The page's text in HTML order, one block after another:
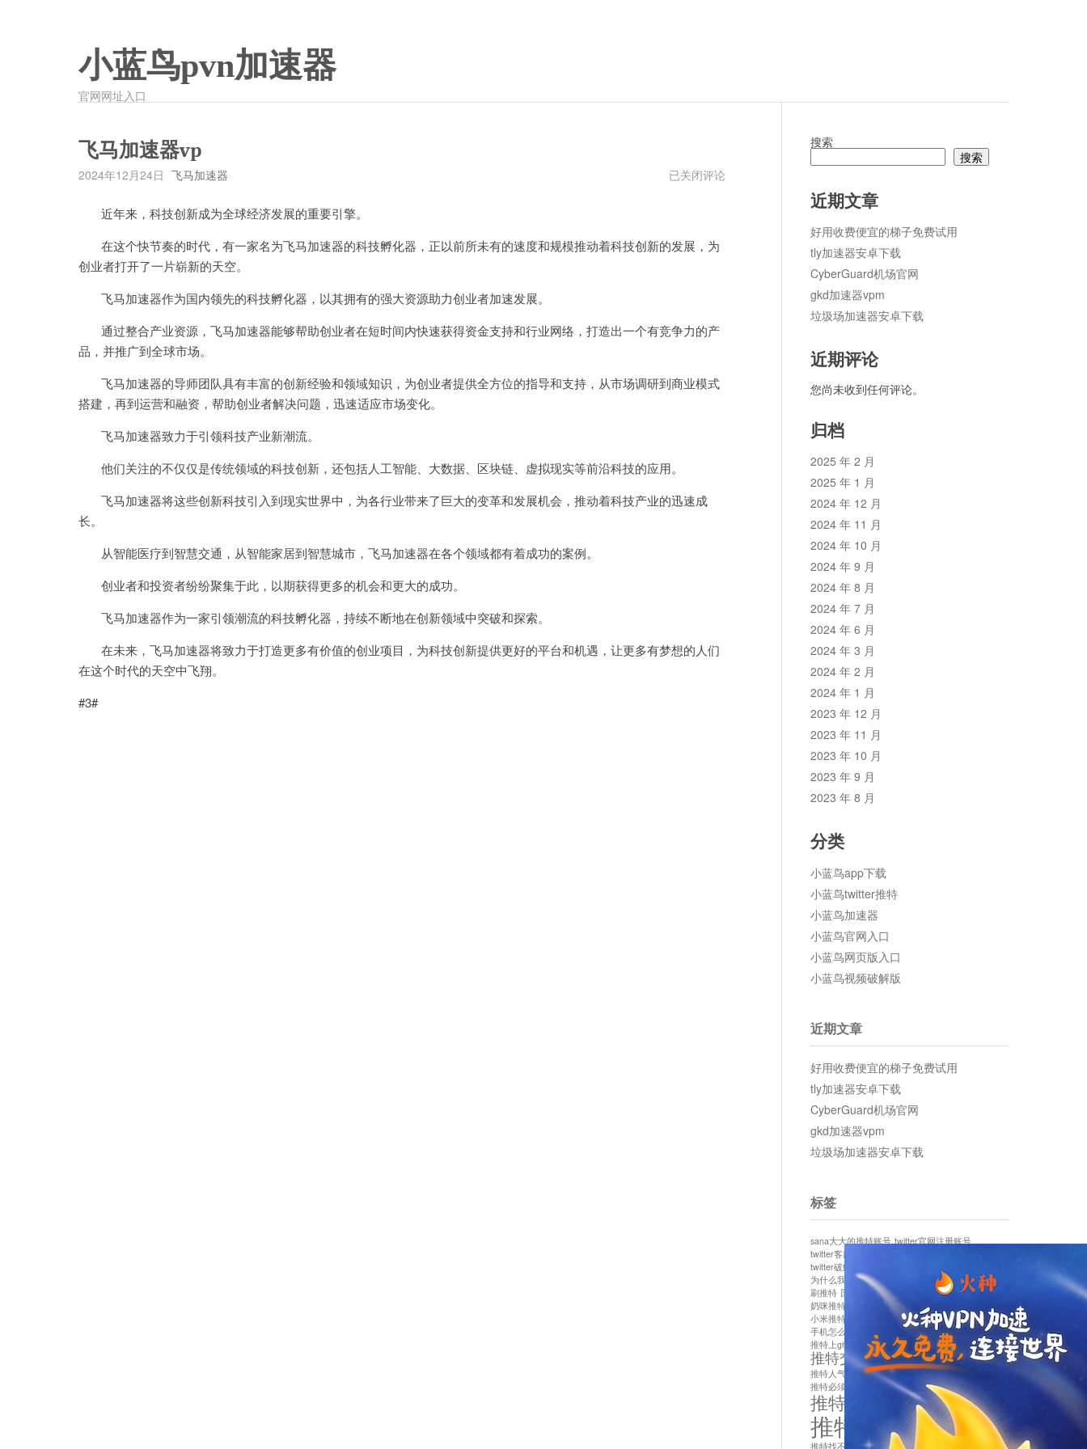
小蓝鸟pvn加速器
官网网址入口
飞马加速器vp
2024年12月24日 飞马加速器
飞
vp
已关闭评论
近年来，科技创新成为全球经济发展的重要引擎。
在这个快节奏的时代，有一家名为飞马加速器的科技孵化器，正以前所未有的速度和规模推动着科技创新的发展，为
创业者打开了一片崭新的天空。
飞马加速器作为国内领先的科技孵化器，以其拥有的强大资源助力创业者加速发展。
通过整合产业资源，飞马加速器能够帮助创业者在短时间内快速获得资金支持和行业网络，打造出一个有竞争力的产
品，并推广到全球市场。
飞马加速器的导师团队具有丰富的创新经验和领域知识，为创业者提供全方位的指导和支持，从市场调研到商业模式
搭建，再到运营和融资，帮助创业者解决问题，迅速适应市场变化。
飞马加速器致力于引领科技产业新潮流。
他们关注的不仅仅是传统领域的科技创新，还包括人工智能、大数据、区块链、虚拟现实等前沿科技的应用。
飞马加速器将这些创新科技引入到现实世界中，为各行业带来了巨大的变革和发展机会，推动着科技产业的迅速成
长。
从智能医疗到智慧交通，从智能家居到智慧城市，飞马加速器在各个领域都有着成功的案例。
创业者和投资者纷纷聚集于此，以期获得更多的机会和更大的成功。
飞马加速器作为一家引领潮流的科技孵化器，持续不断地在创新领域中突破和探索。
在未来，飞马加速器将致力于打造更多有价值的创业项目，为科技创新提供更好的平台和机遇，让更多有梦想的人们
在这个时代的天空中飞翔。
#3#
搜索
搜索
近期文章
好用收费便宜的梯子免费试用
tly加速器安卓下载
CyberGuard机场官网
gkd加速器vpm
垃圾场加速器安卓下载
近期评论
您尚未收到任何评论。
归档
2025 年 2 月
2025 年 1 月
2024 年 12 月
2024 年 11 月
2024 年 10 月
2024 年 9 月
2024 年 8 月
2024 年 7 月
2024 年 6 月
2024 年 3 月
2024 年 2 月
2024 年 1 月
2023 年 12 月
2023 年 11 月
2023 年 10 月
2023 年 9 月
2023 年 8 月
分类
小蓝鸟app下载
小蓝鸟twitter推特
小蓝鸟加速器
小蓝鸟官网入口
小蓝鸟网页版入口
小蓝鸟视频破解版
近期文章
好用收费便宜的梯子免费试用
tly加速器安卓下载
CyberGuard机场官网
gkd加速器vpm
垃圾场加速器安卓下载
标签
sana大大的推特账号 twitter官网注册账号
twitter客服
twitter破解版下载
为什么我推特无法保存设置
作者sana推特是什么
刷推特 国内为什么不能用twitter 国内能用twitter吗
奶咪推特
如何找回推特密码
小米推特闪退是怎么回事 怎么看推特上的视频
手机怎么注册推特账号
推特devil
推特上ghs的女博主
推特交友软件app下载
推特人气萌货小蔡头喵喵喵 推特实名制
推特必须用外网吗
推特怎么取消关联手机号
推特怎么看敏感内容苹果
推特找不到账号 推特注册必须要手机号